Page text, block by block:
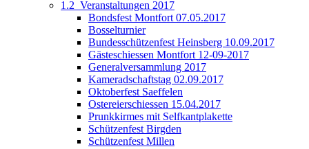
1.2_Veranstaltungen 2017
Bondsfest Montfort 07.05.2017
Bosselturnier
Bundesschützenfest Heinsberg 10.09.2017
Gästeschiessen Montfort 12-09-2017
Generalversammlung 2017
Kameradschaftstag 02.09.2017
Oktoberfest Saeffelen
Ostereierschiessen 15.04.2017
Prunkkirmes mit Selfkantplakette
Schützenfest Birgden
Schützenfest Millen